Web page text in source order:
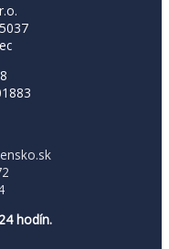
hodín.